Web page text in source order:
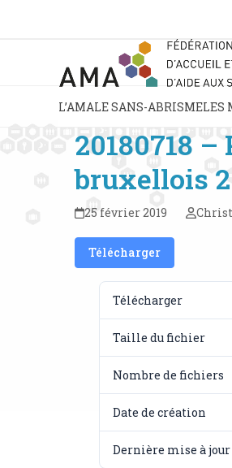
L’AMALE SANS-ABRISMELES
20180718
bruxellois
25 février 2019
Télécharger
Télécharger
Taille du fichier
Nombre de fichiers
Date de création
Dernière mise à jour